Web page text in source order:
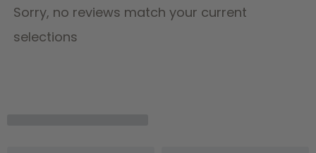
Sorry, no reviews match your current
selections